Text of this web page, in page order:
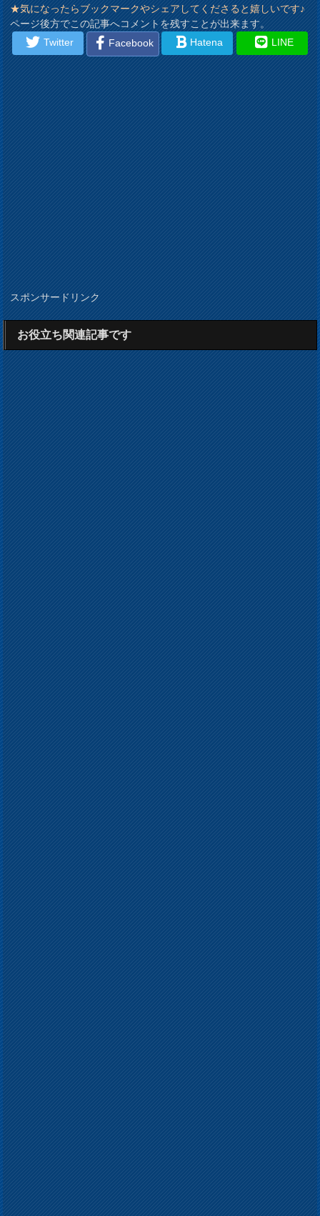
★気になったらブックマークやシェアしてくださると嬉しいです♪
ページ後方でこの記事へコメントを残すことが出来ます。
Twitter
Facebook Hatena LINE
スポンサードリンク
お役立ち関連記事です